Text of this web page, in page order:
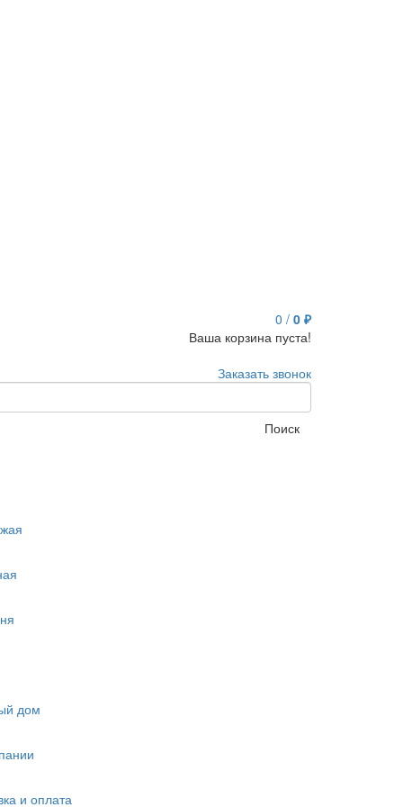
0 / 0 ₽
Ваша корзина пуста!
Заказать звонок
Поиск
дом
и оплата